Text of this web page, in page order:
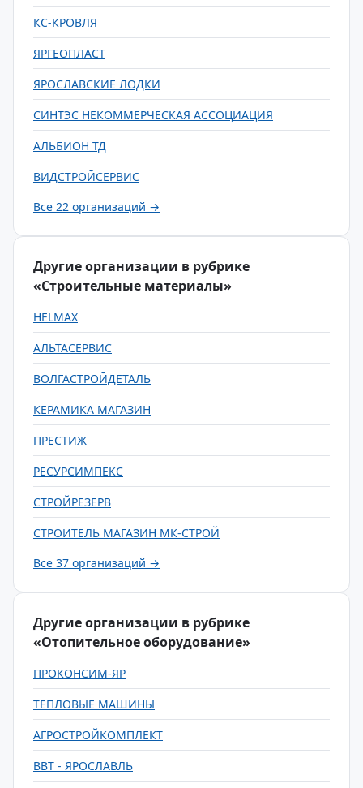
КС-КРОВЛЯ
ЯРГЕОПЛАСТ
ЯРОСЛАВСКИЕ ЛОДКИ
СИНТЭС НЕКОММЕРЧЕСКАЯ АССОЦИАЦИЯ
АЛЬБИОН ТД
ВИДСТРОЙСЕРВИС
Все 22 организаций →
Другие организации в рубрике
«Строительные материалы»
HELMAX
АЛЬТАСЕРВИС
ВОЛГАСТРОЙДЕТАЛЬ
КЕРАМИКА МАГАЗИН
ПРЕСТИЖ
РЕСУРСИМПЕКС
СТРОЙРЕЗЕРВ
СТРОИТЕЛЬ МАГАЗИН МК-СТРОЙ
Все 37 организаций →
Другие организации в рубрике
«Отопительное оборудование»
ПРОКОНСИМ-ЯР
ТЕПЛОВЫЕ МАШИНЫ
АГРОСТРОЙКОМПЛЕКТ
ВВТ - ЯРОСЛАВЛЬ